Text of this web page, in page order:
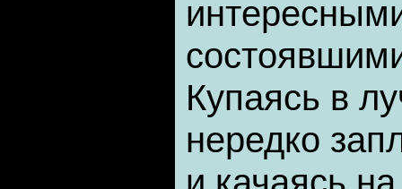
Купаясь в
нередко